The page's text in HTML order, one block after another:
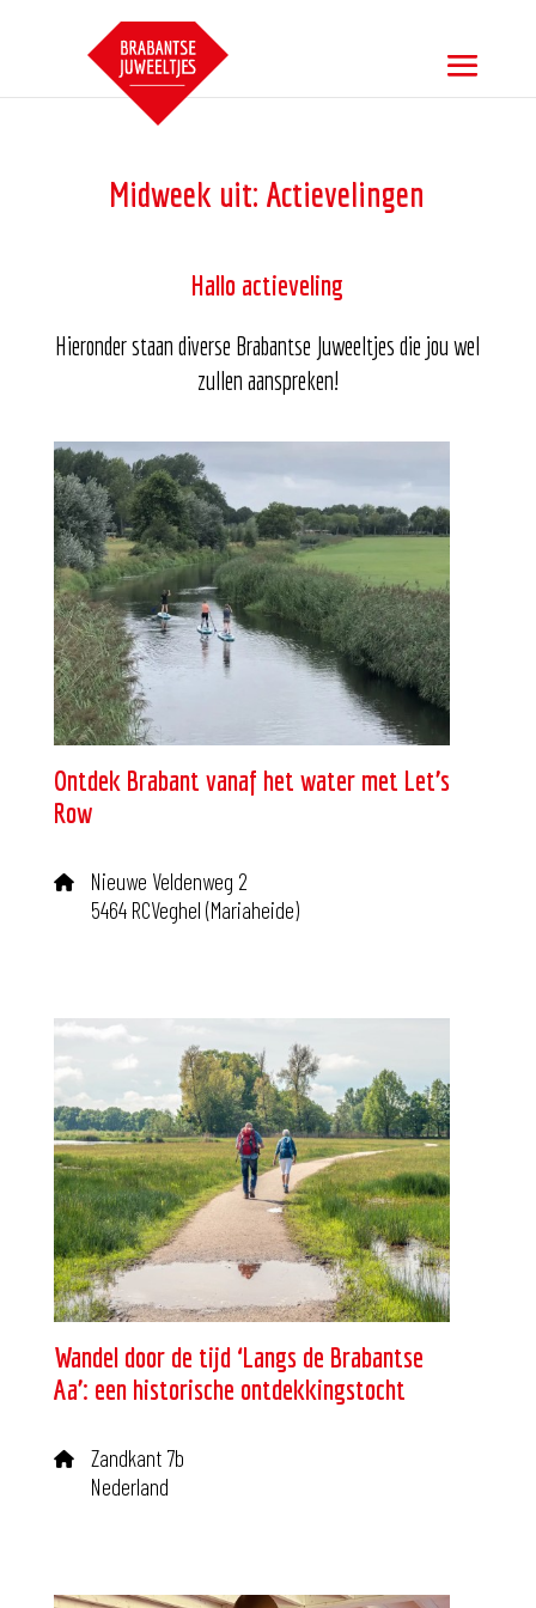
Midweek uit: Actievelingen
Hallo actieveling
Hieronder staan diverse Brabantse Juweeltjes die jou wel
zullen aanspreken!
Ontdek Brabant vanaf het water met Let’s
Row
Nieuwe Veldenweg 2
5464 RCVeghel (Mariaheide)
Wandel door de tijd ‘Langs de Brabantse
Aa’: een historische ontdekkingstocht
Zandkant 7b
Nederland